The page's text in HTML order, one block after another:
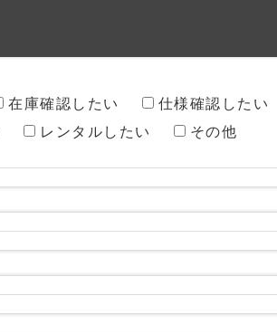
在庫確認したい
仕様確認したい
レンタルしたい その他